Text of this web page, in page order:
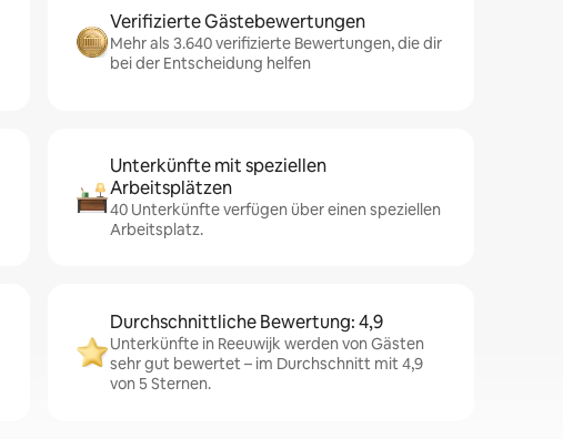
Verifizierte Gästebewertungen
Mehr als 3.640 verifizierte Bewertungen, die dir
bei der Entscheidung helfen
Unterkünfte mit speziellen
Arbeitsplätzen
40 Unterkünfte verfügen über einen speziellen
Arbeitsplatz.
Durchschnittliche Bewertung: 4,9
Unterkünfte in Reeuwijk werden von Gästen
sehr gut bewertet – im Durchschnitt mit 4,9
von 5 Sternen.